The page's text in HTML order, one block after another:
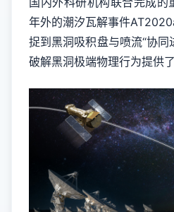
年外的潮汐瓦解事件
捉到黑洞吸积盘与喷流“协同
破解黑洞极端物理行为提供了